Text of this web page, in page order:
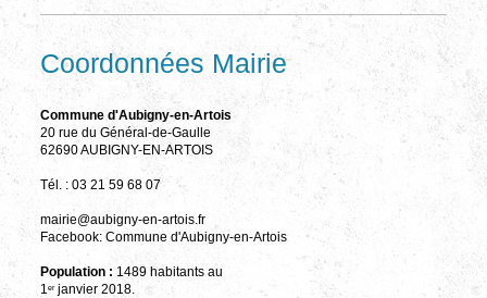
Coordonnées Mairie
Commune d'Aubigny-en-Artois
20 rue du Général-de-Gaulle
62690 AUBIGNY-EN-ARTOIS
Tél. : 03 21 59 68 07
mairie@aubigny-en-artois.fr
Facebook: Commune d'Aubigny-en-Artois
Population : 1489 habitants au
1 erjanvier 2018.